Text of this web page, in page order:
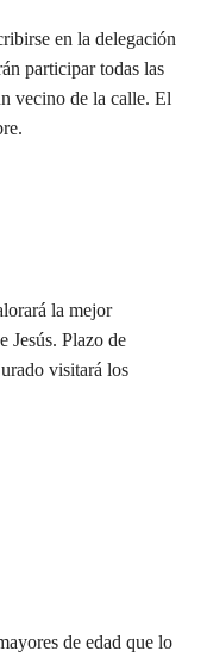
en la delegación
participar todas las
vecino de la calle. El
la mejor
Jesús. Plazo de
visitará los
de edad que lo